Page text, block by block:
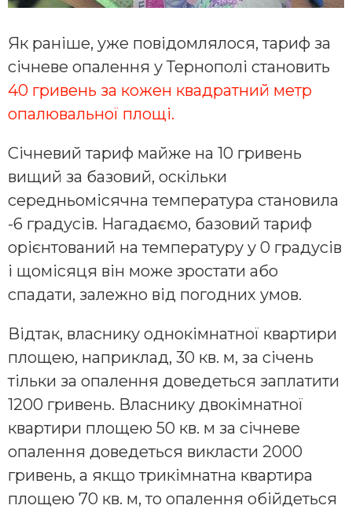
Як раніше, уже повідомлялося, тариф за
січневе опалення у Тернополі становить
40 гривень за кожен квадратний метр
опалювальної площі.
Січневий тариф майже на 10 гривень
вищий за базовий, оскільки
середньомісячна температура становила
-6 градусів. Нагадаємо, базовий тариф
орієнтований на температуру у 0 градусів
і щомісяця він може зростати або
спадати, залежно від погодних умов.
Відтак, власнику однокімнатної квартири
площею, наприклад, 30 кв. м, за січень
тільки за опалення доведеться заплатити
1200 гривень. Власнику двокімнатної
квартири площею 50 кв. м за січневе
опалення доведеться викласти 2000
гривень, а якщо трикімнатна квартира
площею 70 кв. м, то опалення обійдеться